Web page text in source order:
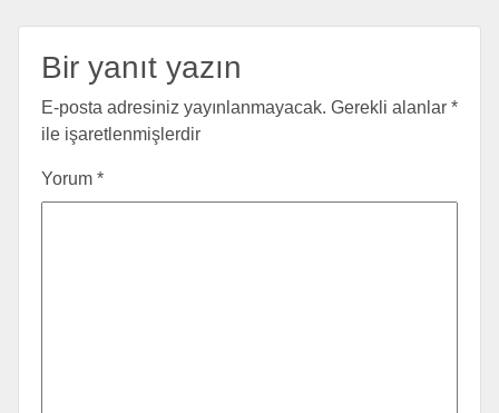
Bir yanıt yazın
E-posta adresiniz yayınlanmayacak. Gerekli alanlar *
ile işaretlenmişlerdir
Yorum *